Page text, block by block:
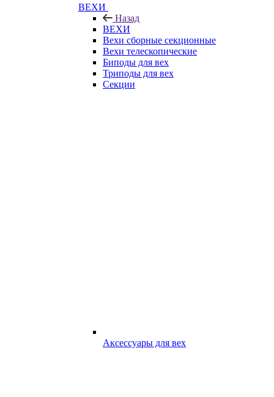
ВЕХИ
Назад
ВЕХИ
Вехи сборные секционные
Вехи телескопические
Биподы для вех
Триподы для вех
Секции
Аксессуары для вех